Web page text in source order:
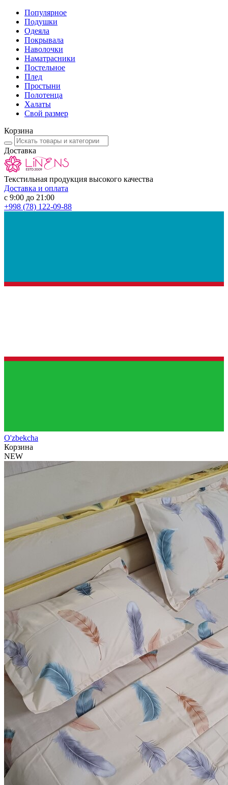
Популярное
Подушки
Одеяла
Покрывала
Наволочки
Наматрасники
Постельное
Плед
Простыни
Полотенца
Халаты
Свой размер
Корзина
Доставка
Текстильная продукция высокого качества
Доставка и оплата
с 9:00 до 21:00
+998 (78) 122-09-88
O'zbekcha
Корзина
NEW